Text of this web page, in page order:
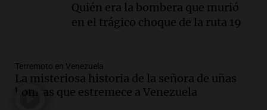
Tras atrincherarse, la intendenta
interina de Villa Santa Cruz del Lago
Episodios
Audio.La justicia investiga una estafa
millonaria a través de una financiera en
Quién era la bombera que murió
en el trágico choque de la ruta 19
Terremoto en Venezuela
La misteriosa historia de la señora de uñas
bonitas que estremece a Venezuela